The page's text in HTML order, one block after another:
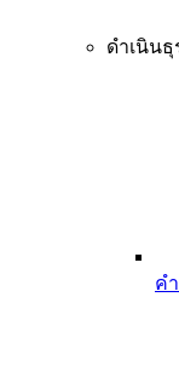
ดำเนิน
ค